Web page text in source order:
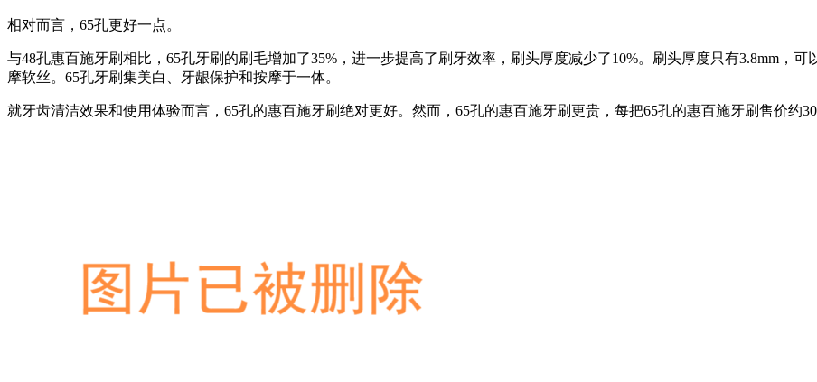
相对而言，65孔更好一点。
与48孔惠百施牙刷相比，65孔牙刷的刷毛增加了35%，进一步提高了刷牙效率，刷头厚度减少了10%。刷头厚度只有3.8mm，
摩软丝。65孔牙刷集美白、牙龈保护和按摩于一体。
就牙齿清洁效果和使用体验而言，65孔的惠百施牙刷绝对更好。然而，65孔的惠百施牙刷更贵，每把65孔的惠百施牙刷售价约